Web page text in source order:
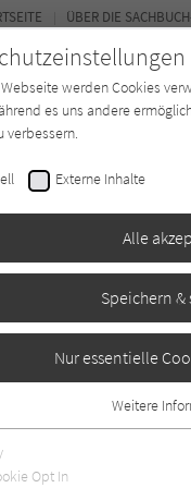
Verlage
ÜBER DIE
werden Cookies
es uns andere
verbessern.
Externe Inhalte
Alle
Speichern
Nur essentielle
Cookies werden für
Dadurch ist gewährleistet,
Weitere
Opt In